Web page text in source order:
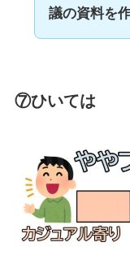
議の資料を
⑦ひいては